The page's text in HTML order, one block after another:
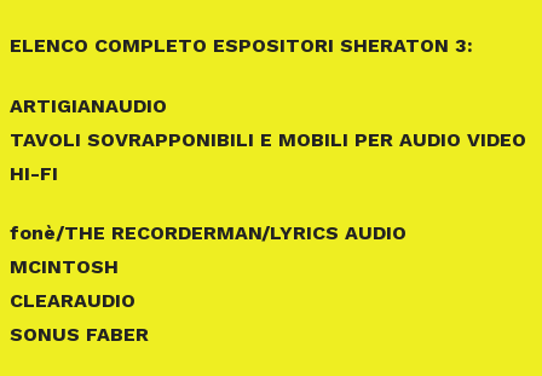
ELENCO COMPLETO ESPOSITORI SHERATON 3:
ARTIGIANAUDIO
TAVOLI SOVRAPPONIBILI E MOBILI PER AUDIO VIDEO
HI-FI
fonè/THE RECORDERMAN/LYRICS AUDIO
MCINTOSH
CLEARAUDIO
SONUS FABER